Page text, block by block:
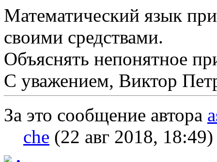
Математический язык
своими средствами.
Объяснять непонятное
С уважением, Виктор
За это сообщение автора
che (22 авг 2018, 18:49)